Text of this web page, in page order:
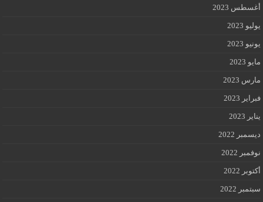
أغسطس 2023
يوليو 2023
يونيو 2023
مايو 2023
مارس 2023
فبراير 2023
يناير 2023
ديسمبر 2022
نوفمبر 2022
أكتوبر 2022
سبتمبر 2022